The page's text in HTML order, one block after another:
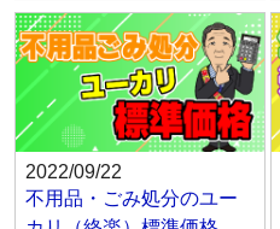
2022/09/22
不用品・ごみ処分のユー